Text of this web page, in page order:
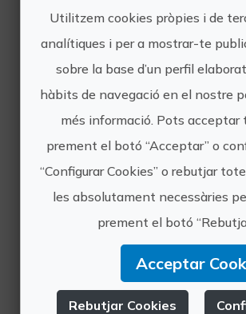
679 526 709
Altres
de
Utilitzem cookies pròpies i de
analítiques i per a mostrar-te
sobre la base d’un perfil
hàbits de navegació en el nostre
més informació. Pots acceptar
prement el botó “Acceptar” o
“Configurar Cookies” o rebutjar
les absolutament necessàries
prement el botó
Acceptar
Rebutjar Cookies